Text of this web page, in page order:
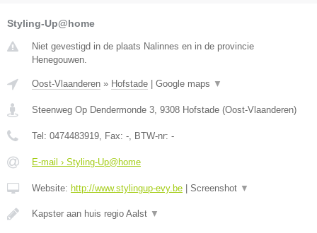
Styling-Up@home
Niet gevestigd in de plaats Nalinnes en in de provincie
Henegouwen.
Oost-Vlaanderen » Hofstade | Google maps ▼
Steenweg Op Dendermonde 3 9308 Hofstade (Oost-Vlaanderen)
Tel: 0474483919 , Fax: - , BTW-nr: -
E-mail › Styling-Up@home
Website: http://www.stylingup-evy.be | Screenshot ▼
Kapster aan huis regio Aalst ▼